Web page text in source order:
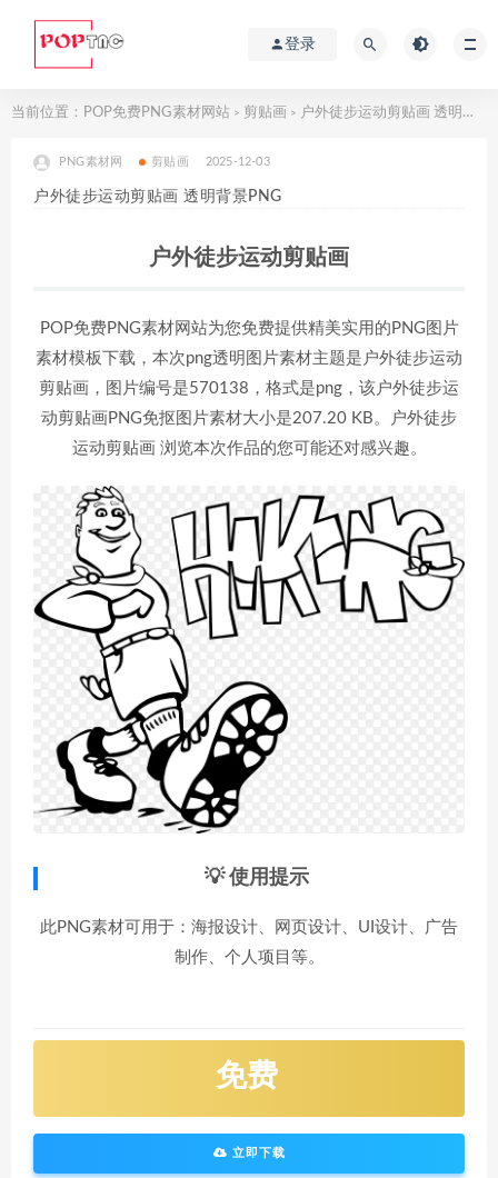
登录
当前位置： POP免费PNG素材网站 > 剪贴画 > 户外徒步运动剪贴画 透明背景PNG
PNG素材网 剪贴画 2025-12-03
户外徒步运动剪贴画 透明背景PNG
户外徒步运动剪贴画
POP免费PNG素材网站为您免费提供精美实用的PNG图片
素材模板下载，本次png透明图片素材主题是户外徒步运动
剪贴画，图片编号是570138，格式是png，该户外徒步运
动剪贴画PNG免抠图片素材大小是207.20 KB。户外徒步
运动剪贴画 浏览本次作品的您可能还对感兴趣。
💡 使用提示
此PNG素材可用于：海报设计、网页设计、UI设计、广告
制作、个人项目等。
免费
立即下载